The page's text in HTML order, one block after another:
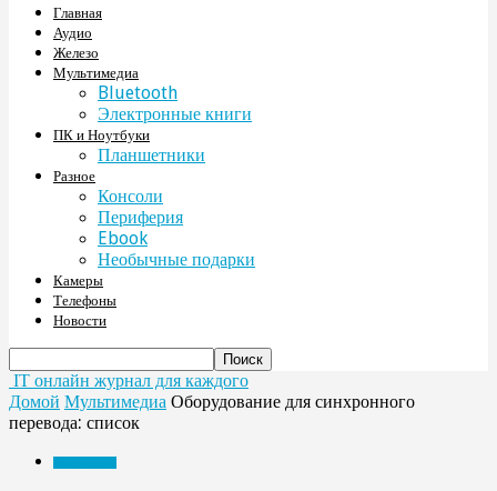
Главная
Аудио
Железо
Мультимедиа
Bluetooth
Электронные книги
ПК и Ноутбуки
Планшетники
Разное
Консоли
Периферия
Ebook
Необычные подарки
Камеры
Телефоны
Новости
IT онлайн журнал для каждого
Домой Мультимедиа Оборудование для синхронного
перевода: список